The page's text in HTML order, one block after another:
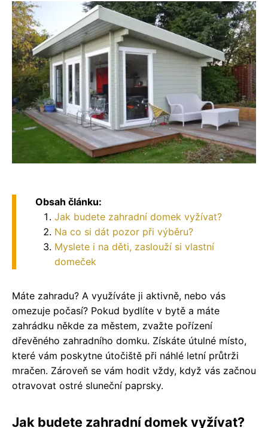
Obsah článku:
Jak budete zahradní domek vyžívat?
Na co si dát pozor při výběru?
Myslete i na děti, zaslouží si vlastní
domeček
Máte zahradu? A využíváte ji aktivně, nebo vás
omezuje počasí? Pokud bydlíte v bytě a máte
zahrádku někde za městem, zvažte pořízení
dřevěného zahradního domku. Získáte útulné místo,
které vám poskytne útočiště při náhlé letní průtrži
mračen. Zároveň se vám hodit vždy, když vás začnou
otravovat ostré sluneční paprsky.
Jak budete zahradní domek vyžívat?